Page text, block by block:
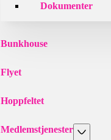
Dokumenter
Bunkhouse
Flyet
Hoppfeltet
Medlemstjenester